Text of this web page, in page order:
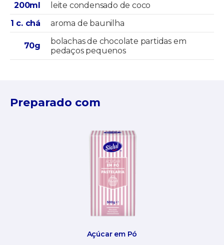
200ml
leite condensado de coco
1 c. chá
aroma de baunilha
70g
bolachas de chocolate partidas em
pedaços pequenos
Preparado com
Açúcar em Pó